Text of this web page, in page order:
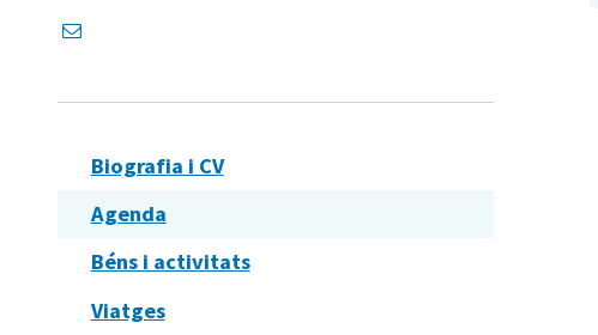
Biografia i CV
Agenda
Béns i activitats
Viatges